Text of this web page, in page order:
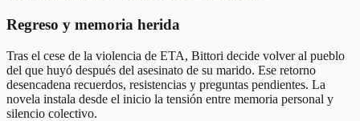
Regreso y memoria herida
Tras el cese de la violencia de ETA, Bittori decide volver al pueblo
del que huyó después del asesinato de su marido. Ese retorno
desencadena recuerdos, resistencias y preguntas pendientes. La
novela instala desde el inicio la tensión entre memoria personal y
silencio colectivo.